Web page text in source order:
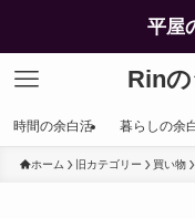
平屋
Rin
時間の余白活 暮らしの余
ホーム 旧カテゴリー 買い物